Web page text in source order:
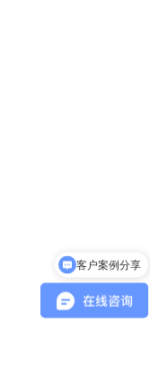
客户案例分享